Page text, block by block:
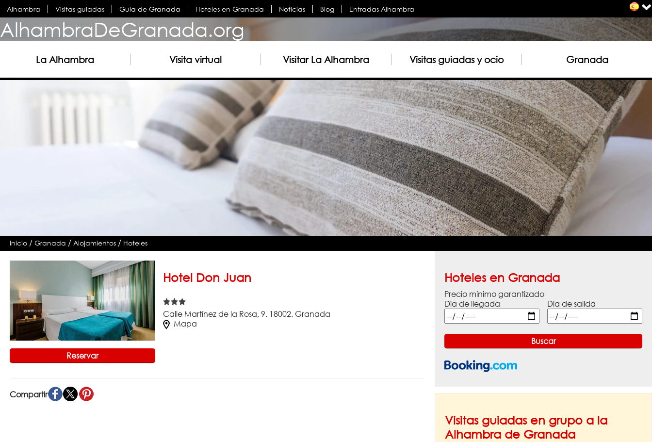
Alhambra Visitas guiadas Guía de Granada Hoteles en Granada Noticias Blog Entradas Alhambra
AlhambraDeGranada.org
La Alhambra Visita virtual Visitar La Alhambra Visitas guiadas y ocio Granada
Inicio /Granada /Alojamientos / Hoteles
Hotel Don Juan
Calle Martínez de la Rosa, 9. 18002. Granada
Mapa
Reservar
Compartir
Hoteles en Granada
Precio mínimo garantizado
Día de llegada
Día de salida
Visitas guiadas en grupo a la
Alhambra de Granada